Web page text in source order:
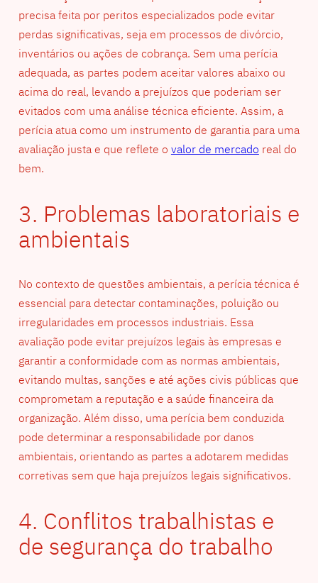
precisa feita por peritos especializados pode evitar
perdas significativas, seja em processos de divórcio,
inventários ou ações de cobrança. Sem uma perícia
adequada, as partes podem aceitar valores abaixo ou
acima do real, levando a prejuízos que poderiam ser
evitados com uma análise técnica eficiente. Assim, a
perícia atua como um instrumento de garantia para uma
avaliação justa e que reflete o valor de mercado real do
bem.
3. Problemas laboratoriais e
ambientais
No contexto de questões ambientais, a perícia técnica é
essencial para detectar contaminações, poluição ou
irregularidades em processos industriais. Essa
avaliação pode evitar prejuízos legais às empresas e
garantir a conformidade com as normas ambientais,
evitando multas, sanções e até ações civis públicas que
comprometam a reputação e a saúde financeira da
organização. Além disso, uma perícia bem conduzida
pode determinar a responsabilidade por danos
ambientais, orientando as partes a adotarem medidas
corretivas sem que haja prejuízos legais significativos.
4. Conflitos trabalhistas e
de segurança do trabalho